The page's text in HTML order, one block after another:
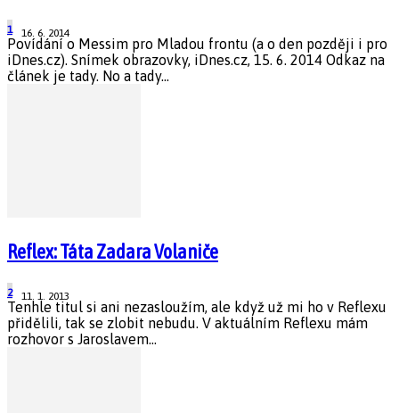
16. 6. 2014
1
Povídání o Messim pro Mladou frontu (a o den později i pro
iDnes.cz). Snímek obrazovky, iDnes.cz, 15. 6. 2014 Odkaz na
článek je tady. No a tady...
Reflex: Táta Zadara Volaniče
11. 1. 2013
2
Tenhle titul si ani nezasloužím, ale když už mi ho v Reflexu
přidělili, tak se zlobit nebudu. V aktuálním Reflexu mám
rozhovor s Jaroslavem...